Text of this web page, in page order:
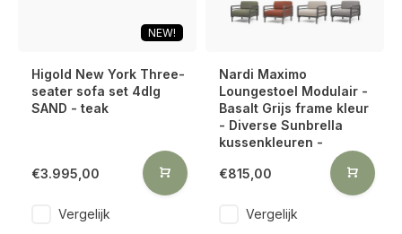
NEW!
Higold New York Three-
seater sofa set 4dlg
SAND - teak
€3.995,00
Vergelijk
Nardi Maximo
Loungestoel Modulair -
Basalt Grijs frame kleur
- Diverse Sunbrella
kussenkleuren -
€815,00
Vergelijk